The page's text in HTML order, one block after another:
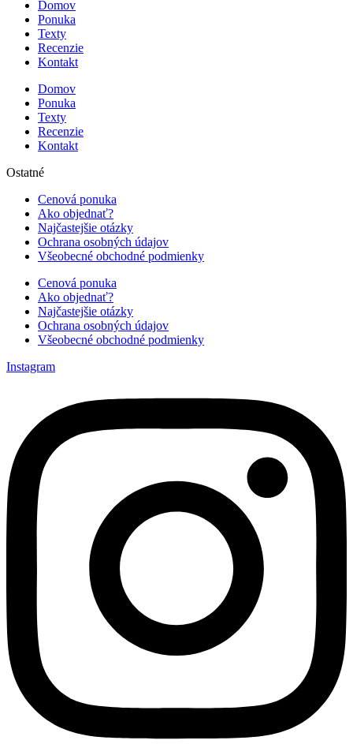
Domov
Ponuka
Texty
Recenzie
Kontakt
Domov
Ponuka
Texty
Recenzie
Kontakt
Ostatné
Cenová ponuka
Ako objednať?
Najčastejšie otázky
Ochrana osobných údajov
Všeobecné obchodné podmienky
Cenová ponuka
Ako objednať?
Najčastejšie otázky
Ochrana osobných údajov
Všeobecné obchodné podmienky
Instagram